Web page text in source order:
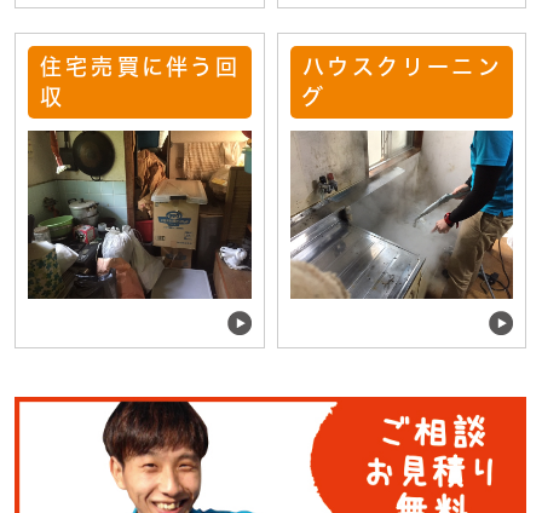
住宅売買に伴う回
収
ハウスクリーニン
グ